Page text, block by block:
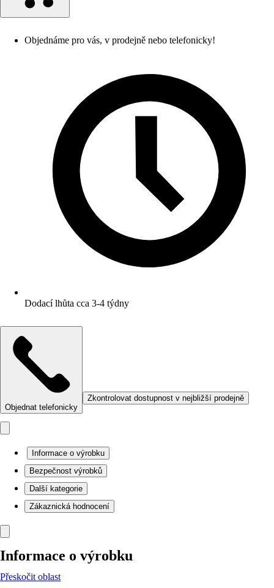
Objednáme pro vás, v prodejně nebo telefonicky!
Dodací lhůta cca 3-4 týdny
Objednat telefonicky
Zkontrolovat dostupnost v nejbližší prodejně
Informace o výrobku
Bezpečnost výrobků
Další kategorie
Zákaznická hodnocení
Informace o výrobku
Přeskočit oblast